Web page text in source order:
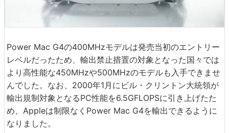
Power Mac G4の400MHzモデルは発売当初のエントリー
レベルだったため、輸出禁止措置の対象となった国々では
より高性能な450MHzや500MHzのモデルも入手できませ
んでした。なお、2000年1月にビル・クリントン大統領が
輸出規制対象となるPC性能を6.5GFLOPSに引き上げたた
め、Appleは制限なくPower Mac G4を輸出できるように
なりました。